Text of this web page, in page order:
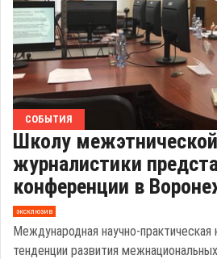
СОБЫТИЯ
Школу межэтнической
журналистики
конференции в
эксклюзив
Международная научно-
тенденции развития